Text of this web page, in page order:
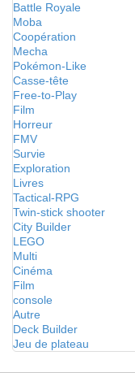
Battle Royale
Moba
Coopération
Mecha
Pokémon-Like
Casse-tête
Free-to-Play
Film
Horreur
FMV
Survie
Exploration
Livres
Tactical-RPG
Twin-stick shooter
City Builder
LEGO
Multi
Cinéma
Film
console
Autre
Deck Builder
Jeu de plateau